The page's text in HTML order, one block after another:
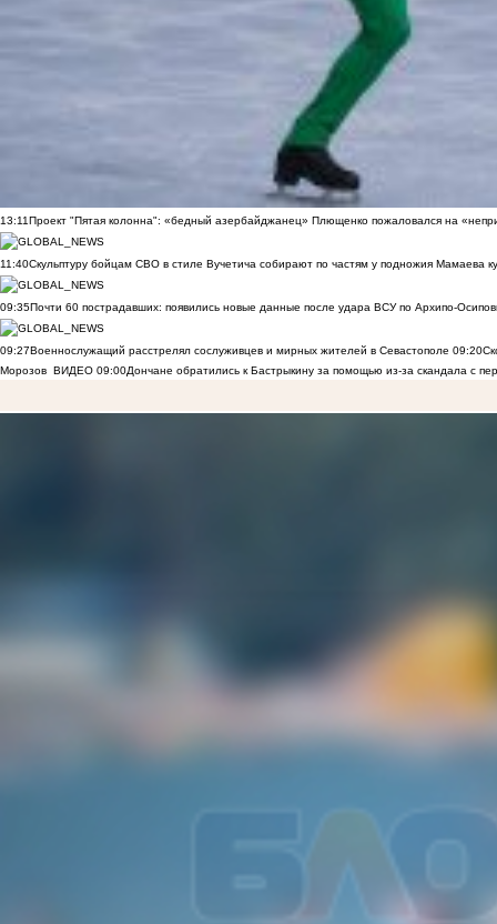
13:11Проект "Пятая колонна": «бедный азербайджанец» Плющенко пожаловался на
11:40Скульптуру бойцам СВО в стиле Вучетича собирают по частям у подножия Мамаева
09:35Почти 60 пострадавших: появились новые данные после удара ВСУ по Архипо-
09:27Военнослужащий расстрелял сослуживцев и мирных жителей в Севастополе 09:20
Морозов ВИДЕО 09:00Дончане обратились к Бастрыкину за помощью из-за скандала с